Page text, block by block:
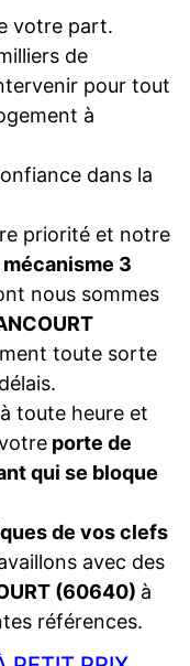
votre part.
de
pour tout
à
dans la
priorité et notre
3
nous sommes
toute sorte
toute heure et
porte de
qui se bloque
de vos clefs
avec des
(60640) à
références.